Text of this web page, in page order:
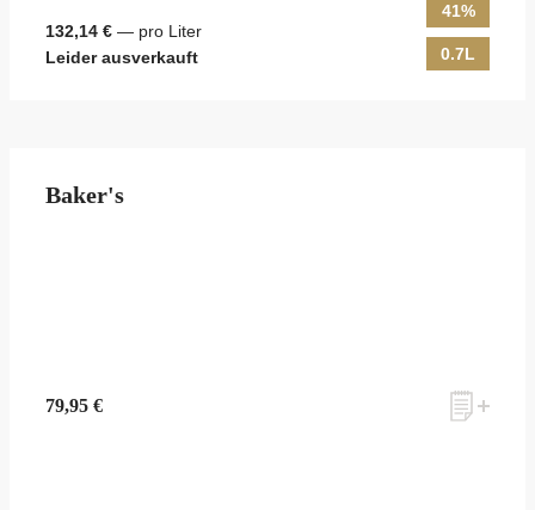
132,14 € — pro Liter
Leider ausverkauft
41%
0.7L
Baker's
79,95 €